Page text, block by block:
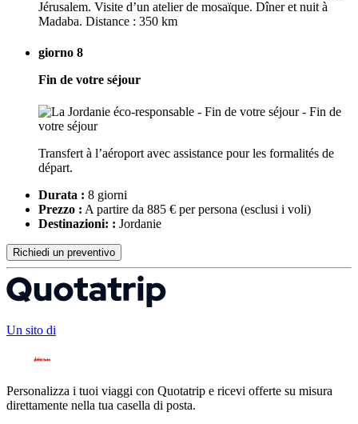
Jérusalem. Visite d’un atelier de mosaïque. Dîner et nuit à
Madaba. Distance : 350 km
giorno 8
Fin de votre séjour
Transfert à l’aéroport avec assistance pour les formalités de
départ.
Durata : 8 giorni
Prezzo : A partire da 885 € per persona (esclusi i voli)
Destinazioni: : Jordanie
Richiedi un preventivo
Un sito di
Personalizza i tuoi viaggi con Quotatrip e ricevi offerte su misura
direttamente nella tua casella di posta.